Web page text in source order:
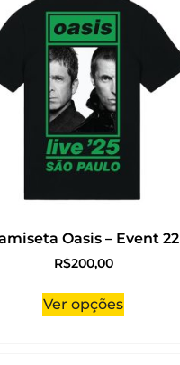
Oasis – Event 22
R$200,00
Ver opções